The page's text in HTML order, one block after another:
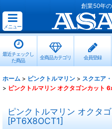
創業50年
メニュー
最近チェックし
た商品
全商品カテゴリ 会員登録
ホーム > ピンクトルマリン > スクエア
> ピンクトルマリン オクタゴンカット
ピンクトルマリン オクタ
[PT6X8OCT1]